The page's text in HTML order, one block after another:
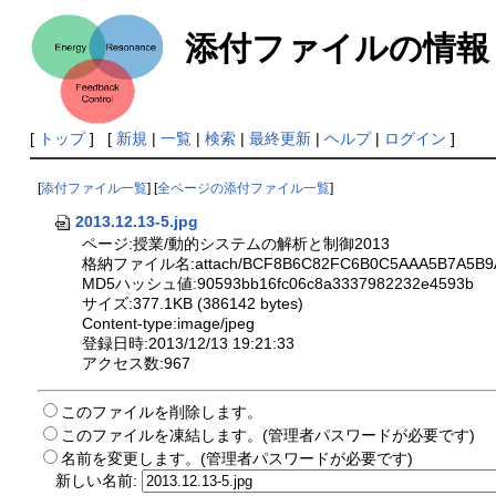
添付ファイルの情報
[ トップ] [ 新規 | 一覧| 検索| 最終更新| ヘルプ| ログイン ]
[添付ファイル一覧] [全ページの添付ファイル一覧]
2013.12.13-5.jpg
ページ:授業/動的システムの解析と制御2013
格納ファイル名:attach/
MD5ハッシュ値:90593bb16fc06c8a3337982232e4593b
サイズ:377.1KB (386142 bytes)
Content-type:image/jpeg
登録日時:2013/12/13 19:21:33
アクセス数:967
このファイルを削除します。
このファイルを凍結します。(管理者パスワードが必要です)
名前を変更します。(管理者パスワードが必要です)
新しい名前: